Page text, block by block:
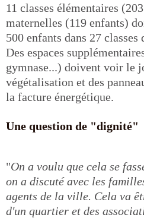
11 classes élémentaires
maternelles (119 enfants)
500 enfants dans 27 classes
Des espaces
gymnase...) doivent voir le
végétalisation et des
la facture énergétique.
Une question de "dignité"
"On a voulu que cela se
on a discuté avec les
agents de la ville. Cela va
d'un quartier et des